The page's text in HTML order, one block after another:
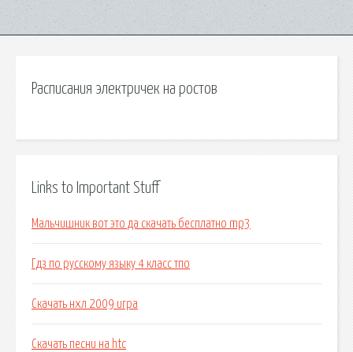
Расписания электричек на ростов
Links to Important Stuff
Мальчишник вот это да скачать бесплатно mp3
Гдз по русскому языку 4 класс тпо
Скачать нхл 2009 игра
Скачать песни на htc